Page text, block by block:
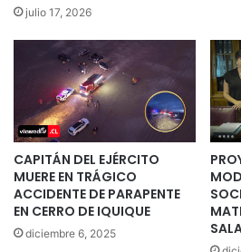
julio 17, 2026
CAPITÁN DEL EJÉRCITO
MUERE EN TRÁGICO
ACCIDENTE DE PARAPENTE
EN CERRO DE IQUIQUE
diciembre 6, 2025